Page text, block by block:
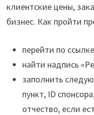
клиентские цены,
бизнес. Как пройти
перейти по
найти надпись
заполнить
пункт, ID
отчество, если